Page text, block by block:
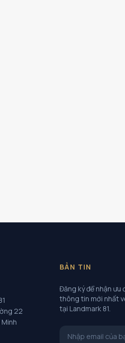
22
Minh
BẢN TIN
Đăng ký để nhận ưu
thông tin mới nhất
tại Landmark 81.